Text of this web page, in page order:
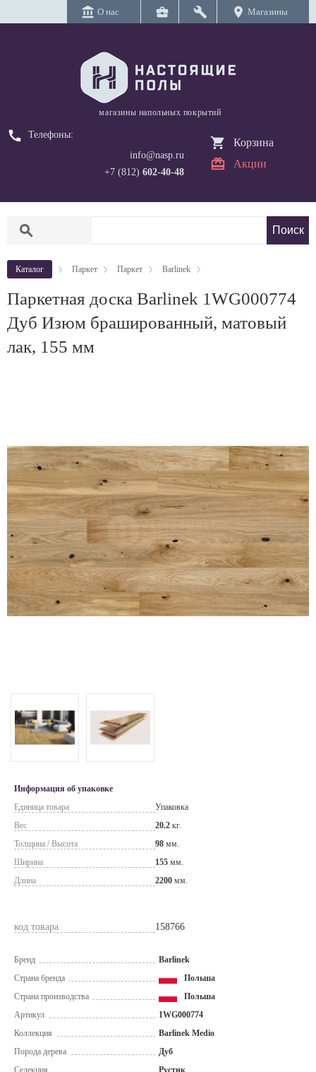
account_balance О нас business_center build location_on Магазины
магазины напольных покрытий
call
Телефоны:
info@nasp.ru
+7 (812) 602-40-48
Корзина
Акции
search
Каталог Паркет Паркет Barlinek
Паркетная доска Barlinek 1WG000774
Дуб Изюм брашированный, матовый
лак, 155 мм
Информация об упаковке
Единица товара
Упаковка
Вес
20.2 кг.
Толщина / Высота
98 мм.
Ширина
155 мм.
Длина
2200 мм.
код товара 158766
Бренд
Barlinek
Страна бренда
Польша
Страна производства
Польша
Артикул
1WG000774
Коллекция
Barlinek Medio
Порода дерева
Дуб
Селекция
Рустик